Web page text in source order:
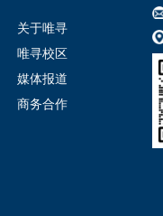
关于唯寻
唯寻校区
媒体报道
商务合作